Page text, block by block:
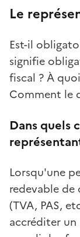
Le
Est-il
signifie
fiscal ? À
Comment le
Dans quels
Lorsqu'une
redevable de
(TVA, PAS,
accréditer un